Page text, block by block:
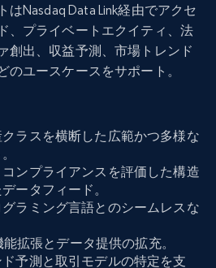
Nasdaq Data Link経由でアクセ
、プライベートエクイティ、法
創出、収益予測、市場トレンド
のユースケースをサポート。
ラスを横断した広範かつ多様な
ンプライアンスを評価した構造
ータフィード。
ラミング言語とのシームレスな
拡張とデータ提供の拡充。
予測と取引モデルの特定を支